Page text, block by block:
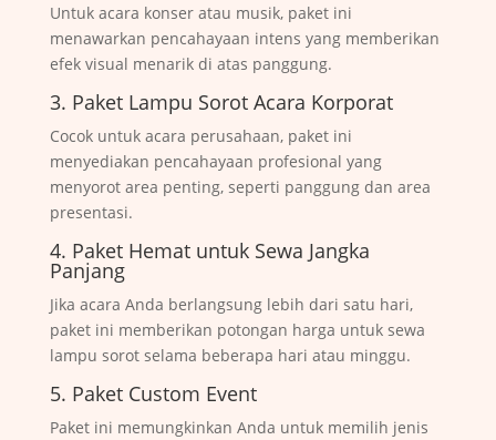
Untuk acara konser atau musik, paket ini
menawarkan pencahayaan intens yang memberikan
efek visual menarik di atas panggung.
3. Paket Lampu Sorot Acara Korporat
Cocok untuk acara perusahaan, paket ini
menyediakan pencahayaan profesional yang
menyorot area penting, seperti panggung dan area
presentasi.
4. Paket Hemat untuk Sewa Jangka
Panjang
Jika acara Anda berlangsung lebih dari satu hari,
paket ini memberikan potongan harga untuk sewa
lampu sorot selama beberapa hari atau minggu.
5. Paket Custom Event
Paket ini memungkinkan Anda untuk memilih jenis